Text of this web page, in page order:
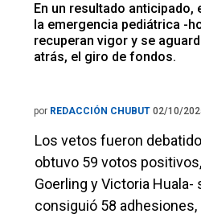
En un resultado
la emergencia pediátrica -
recuperan vigor y se
atrás, el giro de fondos.
por REDACCIÓN CHUBUT 02/10/
Los vetos fueron
obtuvo 59 votos
Goerling y Victoria
consiguió 58